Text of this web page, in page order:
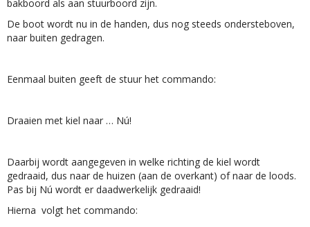
bakboord als aan stuurboord zijn.
De boot wordt nu in de handen, dus nog steeds ondersteboven,
naar buiten gedragen.
Eenmaal buiten geeft de stuur het commando:
Draaien met kiel naar … Nú!
Daarbij wordt aangegeven in welke richting de kiel wordt
gedraaid, dus naar de huizen (aan de overkant) of naar de loods.
Pas bij Nú wordt er daadwerkelijk gedraaid!
Hierna volgt het commando: